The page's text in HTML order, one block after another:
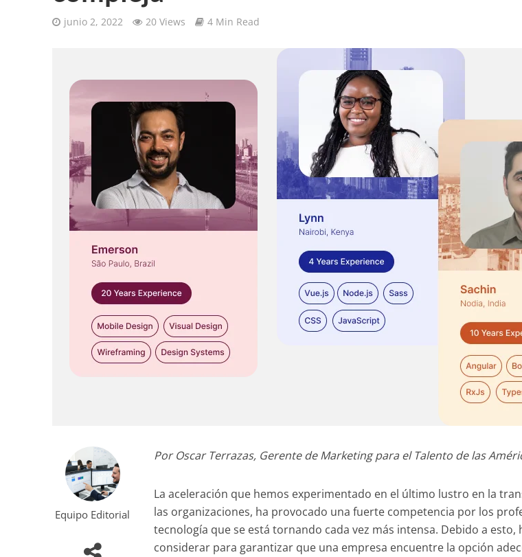
junio 2, 2022 20 Views 4 Min Read
Equipo Editorial
Por Oscar Terrazas, Gerente de Marketing para el Talento de las
La aceleración que hemos experimentado en el último lustro en la
las organizaciones, ha provocado una fuerte competencia por los
tecnología que se está tornando cada vez más intensa. Debido a esto,
considerar para garantizar que una empresa encuentre la opción